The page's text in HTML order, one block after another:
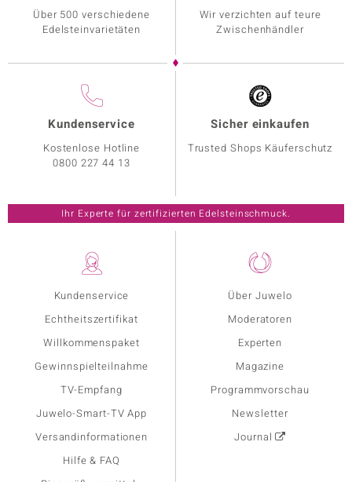
Kundenservice
Echtheitszertifikat
Willkommenspaket
Gewinnspielteilnahme
TV-Empfang
Juwelo-Smart-TV App
Versandinformationen
Hilfe & FAQ
Über Juwelo
Moderatoren
Experten
Magazine
Programmvorschau
Newsletter
Journal
Über 500 verschiedene
Edelsteinvarietäten
Wir verzichten auf teure
Zwischenhändler
Kundenservice
Kostenlose Hotline
0800 227 44 13
Sicher einkaufen
Trusted Shops Käuferschutz
Ihr Experte für zertifizierten Edelsteinschmuck.